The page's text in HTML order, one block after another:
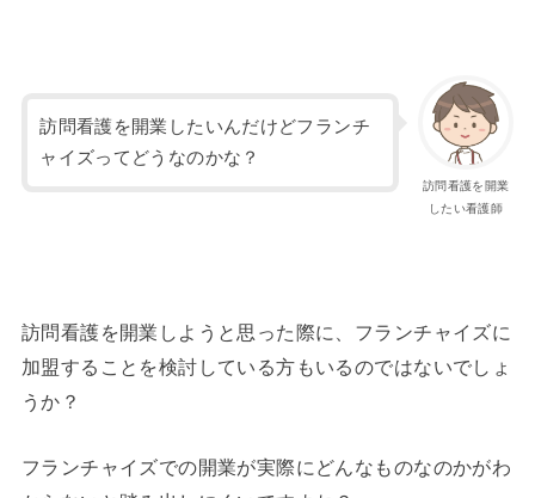
訪問看護を開業
したい看護師
訪問看護を開業したいんだけどフランチ
ャイズってどうなのかな？
訪問看護を開業しようと思った際に、フランチャイズに
加盟することを検討している方もいるのではないでしょ
うか？
フランチャイズでの開業が実際にどんなものなのかがわ